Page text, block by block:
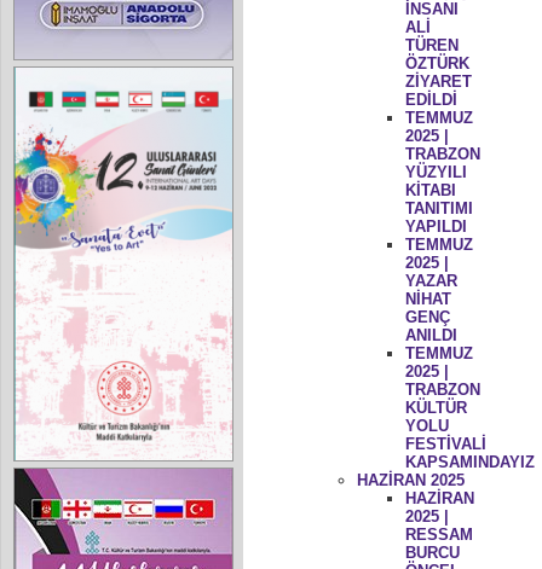
İNSANI
ALİ
TÜREN
ÖZTÜRK
ZİYARET
EDİLDİ
TEMMUZ
2025 |
TRABZON
YÜZYILI
KİTABI
TANITIMI
YAPILDI
TEMMUZ
2025 |
YAZAR
NİHAT
GENÇ
ANILDI
TEMMUZ
2025 |
TRABZON
KÜLTÜR
YOLU
FESTİVALİ
KAPSAMINDAYIZ
HAZİRAN 2025
HAZİRAN
2025 |
RESSAM
BURCU